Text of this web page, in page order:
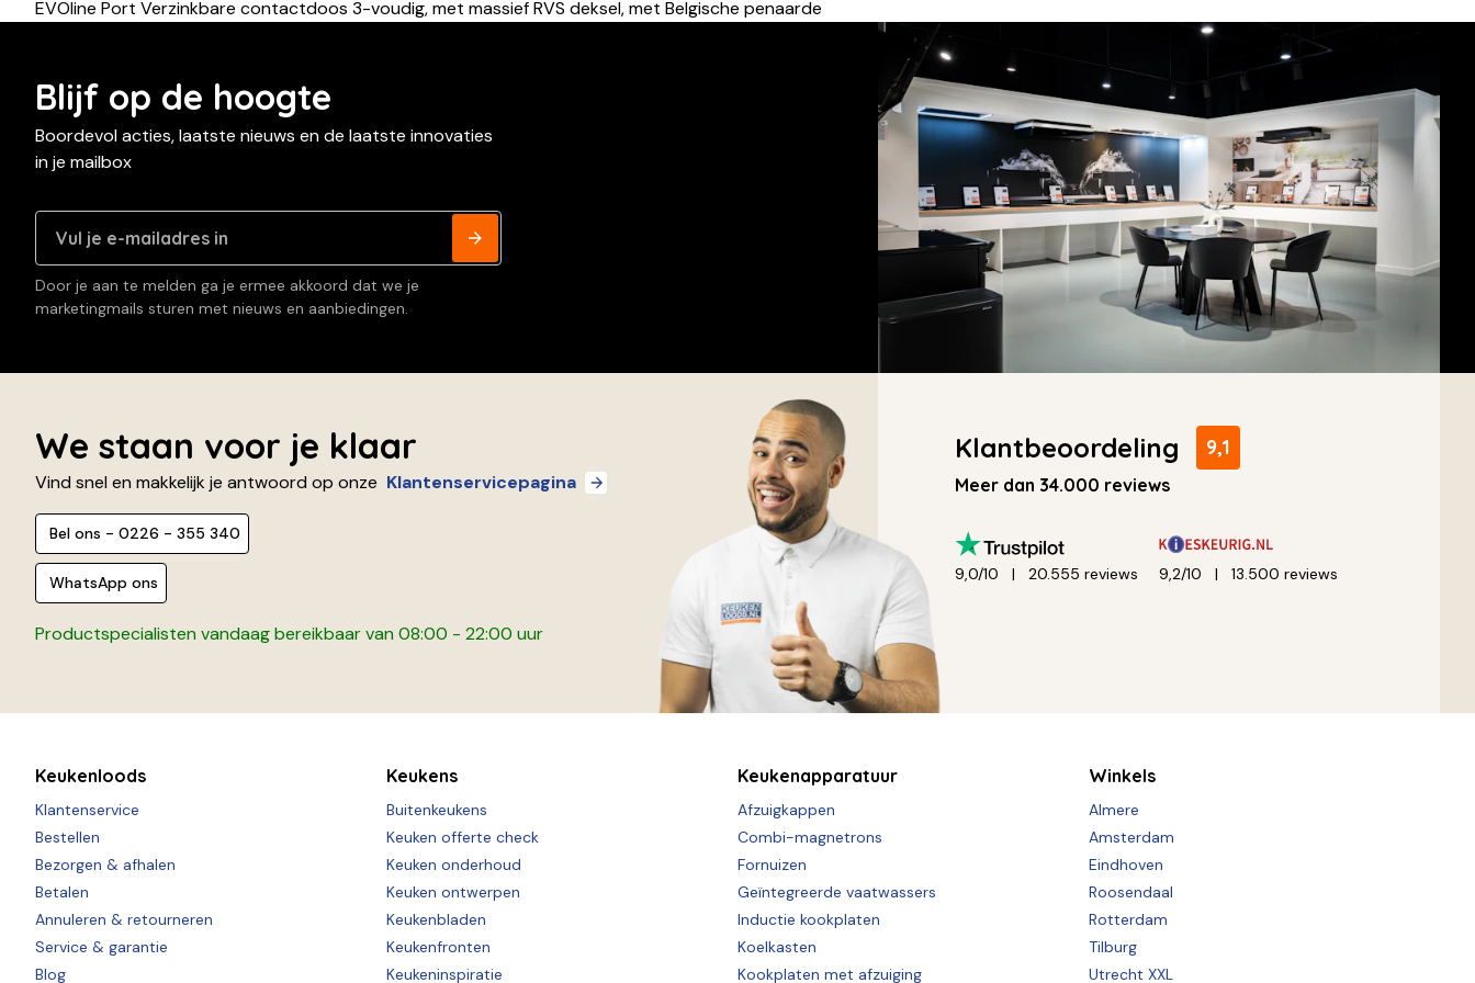
EVOline Port Verzinkbare contactdoos 3-voudig, met massief RVS deksel, met Belgische penaarde
Blijf op de hoogte
Boordevol acties, laatste nieuws en de laatste innovaties
in je mailbox
Door je aan te melden ga je ermee akkoord dat we je
marketingmails sturen met nieuws en aanbiedingen.
We staan voor je klaar
Vind snel en makkelijk je antwoord op onze Klantenservicepagina
Bel ons - 0226 - 355 340
WhatsApp ons
Productspecialisten vandaag bereikbaar van 08:00 - 22:00 uur
Klantbeoordeling 9,1
Meer dan 34.000 reviews
9,0/10 20.555 reviews 9,2/10 13.500 reviews
Keukenloods
Klantenservice
Bestellen
Bezorgen & afhalen
Betalen
Annuleren & retourneren
Service & garantie
Blog
Keukens
Buitenkeukens
Keuken offerte check
Keuken onderhoud
Keuken ontwerpen
Keukenbladen
Keukenfronten
Keukeninspiratie
Keukenapparatuur
Afzuigkappen
Combi-magnetrons
Fornuizen
Geïntegreerde vaatwassers
Inductie kookplaten
Koelkasten
Kookplaten met afzuiging
Winkels
Almere
Amsterdam
Eindhoven
Roosendaal
Rotterdam
Tilburg
Utrecht XXL